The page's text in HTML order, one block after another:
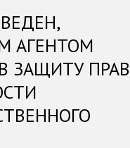
АГЕНТОМ
ЗАЩИТУ ПРАВ